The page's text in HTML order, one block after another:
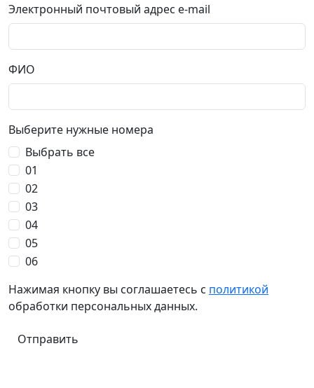
Электронный почтовый адрес e-mail
ФИО
Выберите нужные номера
Выбрать все
01
02
03
04
05
06
Нажимая кнопку вы соглашаетесь с политикой
обработки персональных данных.
Отправить